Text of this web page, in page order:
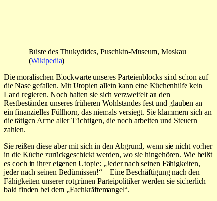
Büste des Thukydides, Puschkin-Museum, Moskau
(Wikipedia)
Die moralischen Blockwarte unseres Parteienblocks sind schon auf
die Nase gefallen. Mit Utopien allein kann eine Küchenhilfe kein
Land regieren. Noch halten sie sich verzweifelt an den
Restbeständen unseres früheren Wohlstandes fest und glauben an
ein finanzielles Füllhorn, das niemals versiegt. Sie klammern sich an
die tätigen Arme aller Tüchtigen, die noch arbeiten und Steuern
zahlen.
Sie reißen diese aber mit sich in den Abgrund, wenn sie nicht vorher
in die Küche zurückgeschickt werden, wo sie hingehören. Wie heißt
es doch in ihrer eigenen Utopie: „Jeder nach seinen Fähigkeiten,
jeder nach seinen Bedürnissen!“ – Eine Beschäftigung nach den
Fähigkeiten unserer rotgrünen Parteipolitiker werden sie sicherlich
bald finden bei dem „Fachkräftemangel“.